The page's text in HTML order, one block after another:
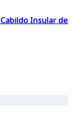
Cabildo Insular de